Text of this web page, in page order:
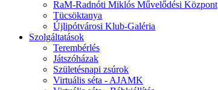
RaM-Radnóti Miklós Művelődési Központ
Tücsöktanya
Újlipótvárosi Klub-Galéria
Szolgáltatások
Terembérlés
Játszóházak
Születésnapi zsúrok
Virtuális séta - AJAMK